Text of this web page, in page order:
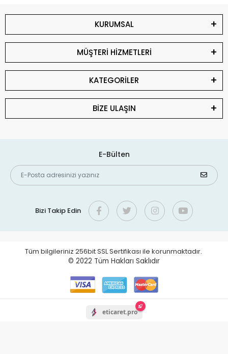
KURUMSAL
MÜŞTERİ HİZMETLERİ
KATEGORİLER
BİZE ULAŞIN
E-Bülten
Bizi Takip Edin
Tüm bilgileriniz 256bit SSL Sertifikası ile korunmaktadır.
© 2022 Tüm Hakları Saklıdır
eticaret.pro